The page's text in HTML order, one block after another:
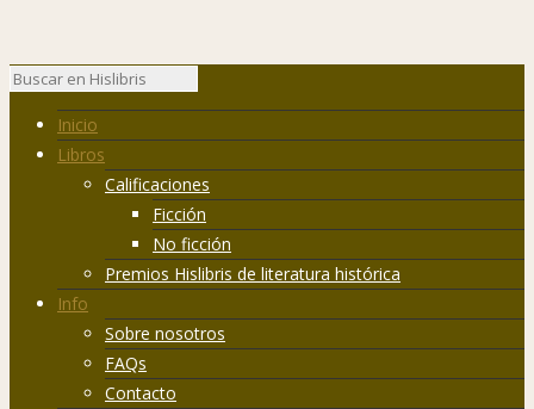
Inicio
Libros
Calificaciones
Ficción
No ficción
Premios Hislibris de literatura histórica
Info
Sobre nosotros
FAQs
Contacto